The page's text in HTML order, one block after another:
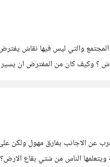
والتي ليس فيها نقاش
؟ وكيف كان من المفترض ان
عن الاجانب بفارق مهول
ويتعلمها الناس من شتي بقاع